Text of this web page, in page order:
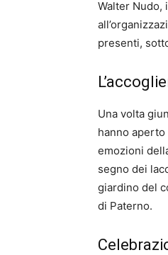
Walter Nudo,
presenti,
Una volta
hanno
emozioni
segno dei
giardino del
di Paterno.